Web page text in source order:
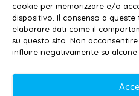
cookie per memorizzare e/o
dispositivo. Il consenso a
elaborare dati come il
su questo sito. Non
influire negativamente su
Privacy policy–Cookie
© 2020-2026
Testata iscritta al n.
Stampa